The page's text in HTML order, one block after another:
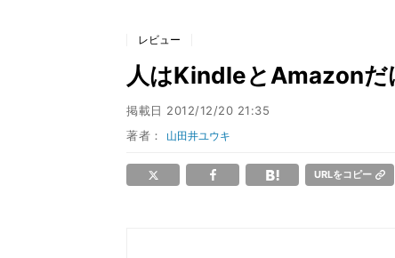
レビュー
人はKindleとAmazonだ
掲載日 2012/12/20 21:35
著者： 山田井ユウキ
URLをコピー